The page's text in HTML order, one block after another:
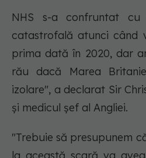
NHS s-a confruntat
catastrofală atunci când
prima dată în 2020, dar
rău dacă Marea
izolare", a declarat Sir
și medicul șef al Angliei.
"Trebuie să presupunem